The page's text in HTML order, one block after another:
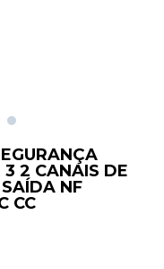
2 CANAIS DE
NF
CC